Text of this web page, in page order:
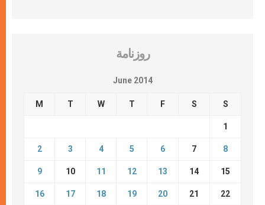
روزنامة
June 2014
M T W T F S S
1
2 3 4 5 6 7 8
9 10 11 12 13 14 15
16 17 18 19 20 21 22